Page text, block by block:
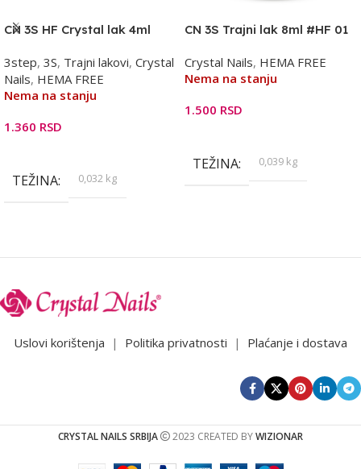
CN 3S HF Crystal lak 4ml
3step, 3S, Trajni lakovi, Crystal
Nails, HEMA FREE
Nema na stanju
1.360 RSD
TEŽINA 0,032 kg
CN 3S Trajni lak 8ml #HF 01
Crystal Nails, HEMA FREE
Nema na stanju
1.500 RSD
TEŽINA 0,039 kg
Uslovi korištenja | Politika privatnosti | Plaćanje i dostava
CRYSTAL NAILS SRBIJA 2023 CREATED BYWIZIONAR